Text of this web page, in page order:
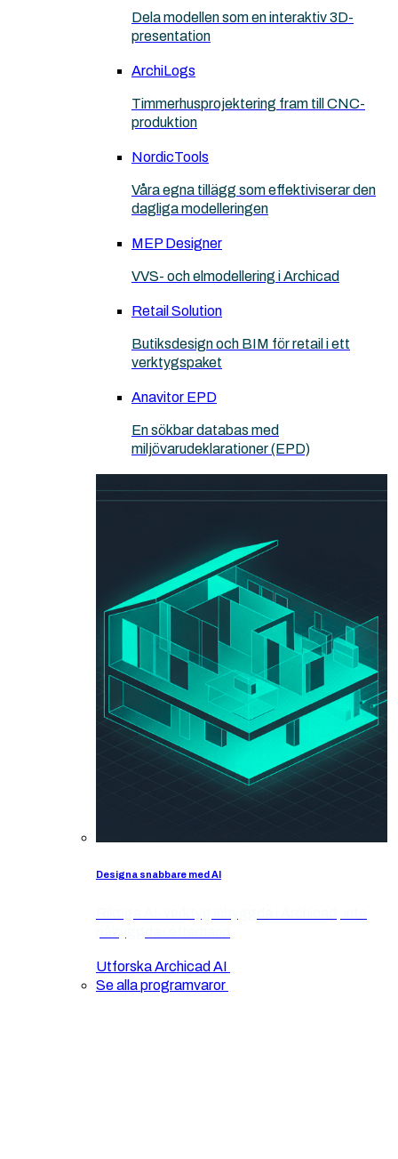
Dela modellen som en interaktiv 3D-
presentation
ArchiLogs
Timmerhusprojektering fram till CNC-
produktion
NordicTools
Våra egna tillägg som effektiviserar den
dagliga modelleringen
MEP Designer
VVS- och elmodellering i Archicad
Retail Solution
Butiksdesign och BIM för retail i ett
verktygspaket
Anavitor EPD
En sökbar databas med
miljövarudeklarationer (EPD)
Designa snabbare med AI
Utforska Archicad AI
Se alla programvaror